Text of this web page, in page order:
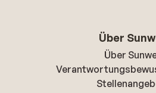
Über
Über